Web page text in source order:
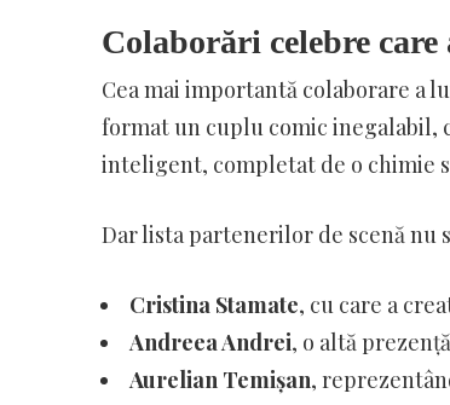
Colaborări celebre
Cea mai importantă colaborare a
format un cuplu comic inegalabil,
inteligent, completat de o chimie
Dar lista partenerilor de scenă nu
Cristina Stamate, cu care a
Andreea Andrei, o altă
Aurelian Temișan,